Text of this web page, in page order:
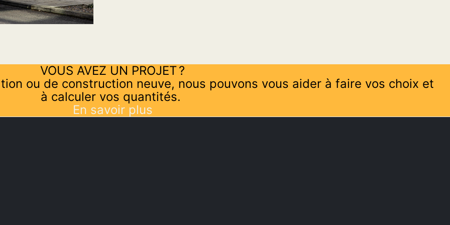
VOUS AVEZ UN PROJET ?
ou de construction neuve, nous pouvons vous aider à faire vos choix et
à calculer vos quantités.
En savoir plus